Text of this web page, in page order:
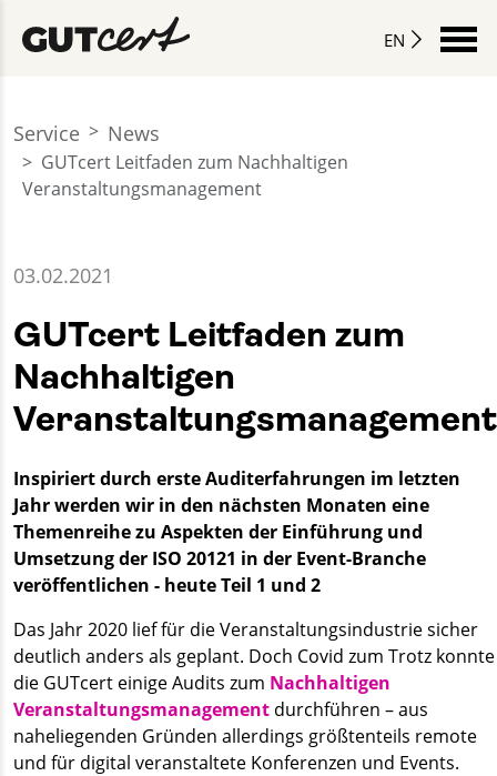
EN
Service News
GUTcert Leitfaden zum Nachhaltigen
Veranstaltungsmanagement
03.02.2021
GUTcert Leitfaden zum
Nachhaltigen
Veranstaltungsmanagement
Inspiriert durch erste Auditerfahrungen im letzten
Jahr werden wir in den nächsten Monaten eine
Themenreihe zu Aspekten der Einführung und
Umsetzung der ISO 20121 in der Event-Branche
veröffentlichen - heute Teil 1 und 2
Das Jahr 2020 lief für die Veranstaltungsindustrie sicher
deutlich anders als geplant. Doch Covid zum Trotz konnte
die GUTcert einige Audits zum Nachhaltigen
Veranstaltungsmanagement durchführen – aus
naheliegenden Gründen allerdings größtenteils remote
und für digital veranstaltete Konferenzen und Events.